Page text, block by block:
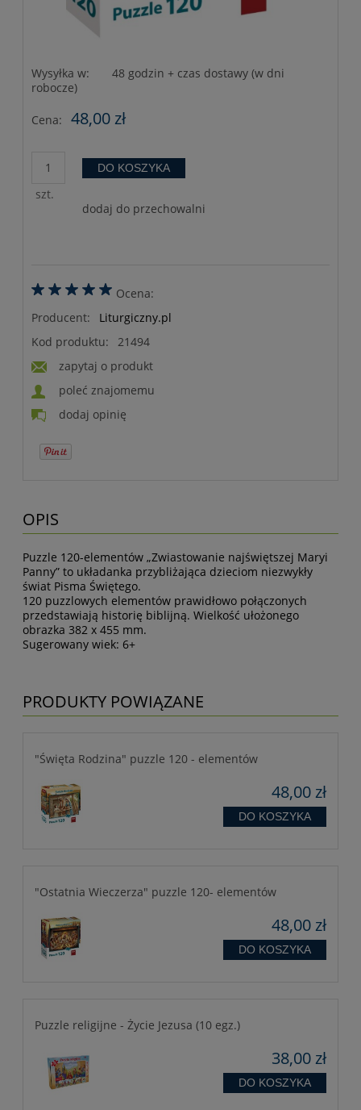
Wysyłka w:
48 godzin + czas dostawy (w dni
robocze)
Cena: 48,00 zł
szt.
DO KOSZYKA
dodaj do przechowalni
Ocena:
Producent:
Liturgiczny.pl
Kod produktu:
21494
zapytaj o produkt
poleć znajomemu
dodaj opinię
OPIS
Puzzle 120-elementów „Zwiastowanie najświętszej Maryi
Panny” to układanka przybliżająca dzieciom niezwykły
świat Pisma Świętego.
120 puzzlowych elementów prawidłowo połączonych
przedstawiają historię biblijną. Wielkość ułożonego
obrazka 382 x 455 mm.
Sugerowany wiek: 6+
PRODUKTY POWIĄZANE
"Święta Rodzina" puzzle 120 - elementów
48,00 zł
DO KOSZYKA
"Ostatnia Wieczerza" puzzle 120- elementów
48,00 zł
DO KOSZYKA
Puzzle religijne - Życie Jezusa (10 egz.)
38,00 zł
DO KOSZYKA